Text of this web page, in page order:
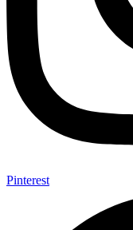
Pinterest